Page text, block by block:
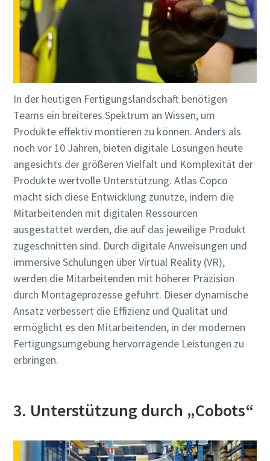
In der heutigen Fertigungslandschaft benötigen
Teams ein breiteres Spektrum an Wissen, um
Produkte effektiv montieren zu können. Anders als
noch vor 10 Jahren, bieten digitale Lösungen heute
angesichts der größeren Vielfalt und Komplexität der
Produkte wertvolle Unterstützung. Atlas Copco
macht sich diese Entwicklung zunutze, indem die
Mitarbeitenden mit digitalen Ressourcen
ausgestattet werden, die auf das jeweilige Produkt
zugeschnitten sind. Durch digitale Anweisungen und
immersive Schulungen über Virtual Reality (VR),
werden die Mitarbeitenden mit höherer Präzision
durch Montageprozesse geführt. Dieser dynamische
Ansatz verbessert die Effizienz und Qualität und
ermöglicht es den Mitarbeitenden, in der modernen
Fertigungsumgebung hervorragende Leistungen zu
erbringen.
3. Unterstützung durch „Cobots“